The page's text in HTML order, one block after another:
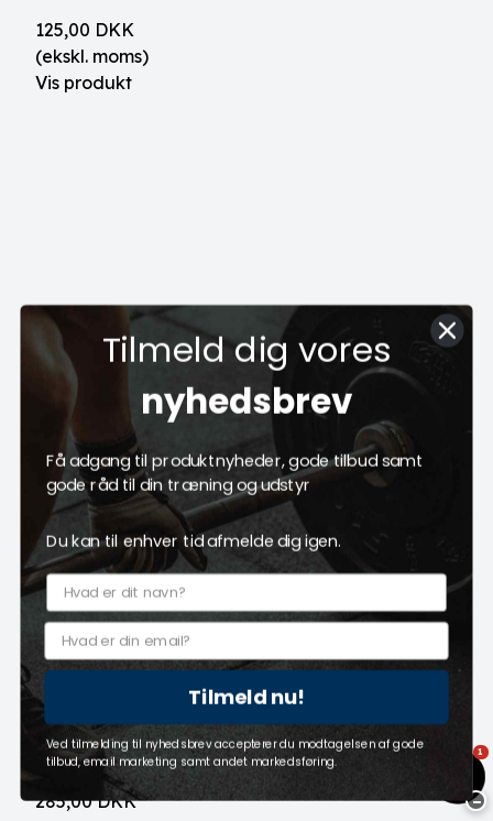
125,00 DKK
(ekskl. moms)
Vis produkt
Connect tile 20mm rampe sort
Connect tile
609965
På lager - Levering 1-2 hverdage
285,00 DKK
1
−
Tilmeld dig vores
nyhedsbrev
Få adgang til produktnyheder, gode tilbud samt
gode råd til din træning og udstyr
Du kan til enhver tid afmelde dig igen.
Tilmeld nu!
Ved tilmelding til nyhedsbrev accepterer du modtagelsen af gode
tilbud, email marketing samt andet markedsføring.